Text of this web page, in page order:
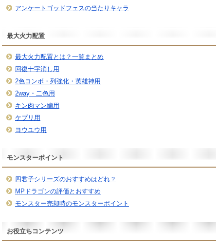
アンケートゴッドフェスの当たりキャラ
最大火力配置
最大火力配置とは？一覧まとめ
回復十字消し用
2色コンボ・列強化・英雄神用
2way・二色用
キン肉マン編用
ケプリ用
ヨウユウ用
モンスターポイント
四君子シリーズのおすすめはどれ？
MPドラゴンの評価とおすすめ
モンスター売却時のモンスターポイント
お役立ちコンテンツ